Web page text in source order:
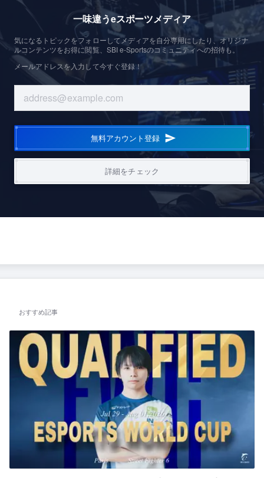
一味違うeスポーツメディア
気になるトピックをフォローしてメディアを自分専用にしたり、オリジナ
ルコンテンツをお得に閲覧、SBI e-Sportsのコミュニティへの招待も。
メールアドレスを入力して今すぐ登録！
無料アカウント登録
詳細をチェック
おすすめ記事